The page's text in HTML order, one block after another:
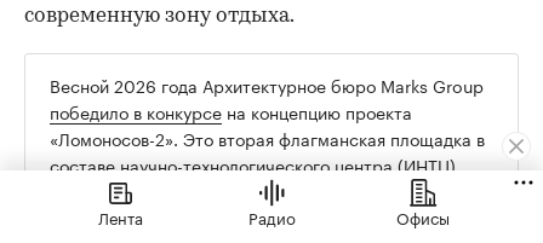
современную зону отдыха.
Весной 2026 года Архитектурное бюро Marks Group
победило в конкурсе на концепцию проекта
«Ломоносов-2». Это вторая флагманская площадка в
составе научно-технологического центра (ИНТЦ)
МГУ «Воробьевы горы». Каждый из четырех блоков
здания общей площадью 60 тыс. кв. м будет
Лента Радио Офисы